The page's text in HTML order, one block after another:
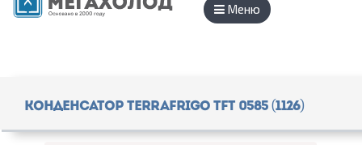
Меню
Конденсатор TerraFrigo TFT 0585 (1126)